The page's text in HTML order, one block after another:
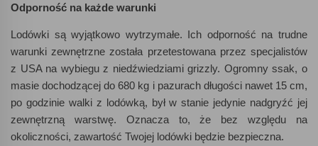
Odporność na każde warunki
Lodówki są wyjątkowo wytrzymałe. Ich odporność na trudne
warunki zewnętrzne została przetestowana przez specjalistów
z USA na wybiegu z niedźwiedziami grizzly. Ogromny ssak, o
masie dochodzącej do 680 kg i pazurach długości nawet 15 cm,
po godzinie walki z lodówką, był w stanie jedynie nadgryźć jej
zewnętrzną warstwę. Oznacza to, że bez względu na
okoliczności, zawartość Twojej lodówki będzie bezpieczna.